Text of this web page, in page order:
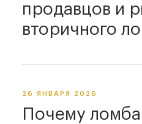
продавцов и
вторичного
26 ЯНВАРЯ 2026
Почему